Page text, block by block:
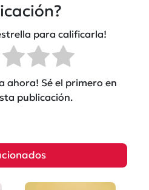
para calificarla!
ahora! Sé el primero en
publicación.